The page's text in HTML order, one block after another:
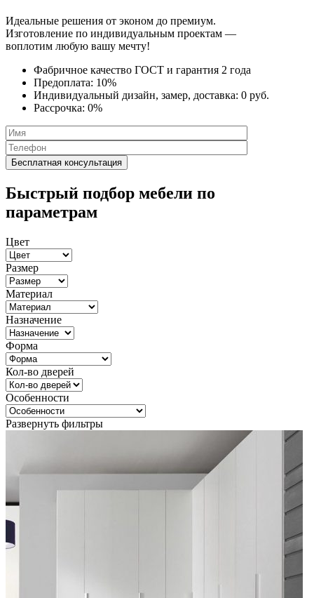
Идеальные решения от эконом до премиум.
Изготовление по индивидуальным проектам —
воплотим любую вашу мечту!
Фабричное качество ГОСТ и гарантия 2 года
Предоплата: 10%
Индивидуальный дизайн, замер, доставка: 0 руб.
Рассрочка: 0%
Быстрый подбор мебели по
параметрам
Цвет
Размер
Материал
Назначение
Форма
Кол-во дверей
Особенности
Развернуть фильтры